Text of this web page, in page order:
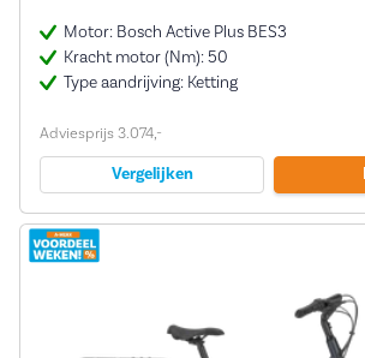
Motor: Bosch Active Plus BES3
Kracht motor (Nm): 50
Type aandrijving: Ketting
Adviesprijs 3.074,-
Vergelijken